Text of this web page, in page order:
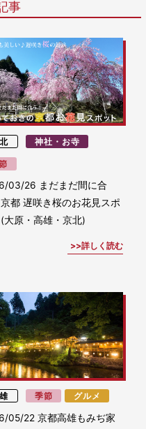
事
神社・お寺
03/26 まだまだ間に合
都 遅咲き桜のお花見スポ
大原・高雄・京北)
詳しく読む
季節 グルメ
05/22 京都高雄もみぢ家